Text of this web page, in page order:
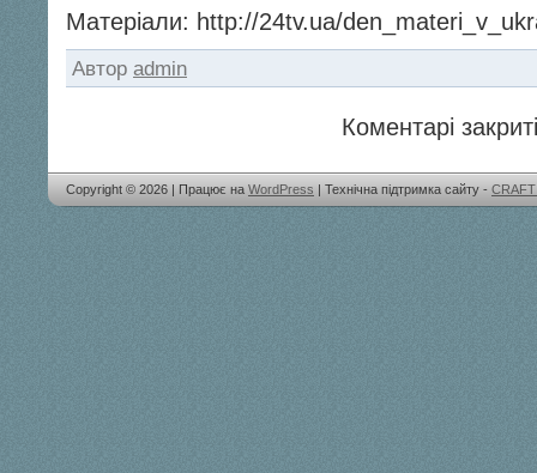
Матеріали: http://24tv.ua/
Автор admin
Коментарі
Copyright © 2026 | Працює на WordPress | Технічна підтримка сайту -